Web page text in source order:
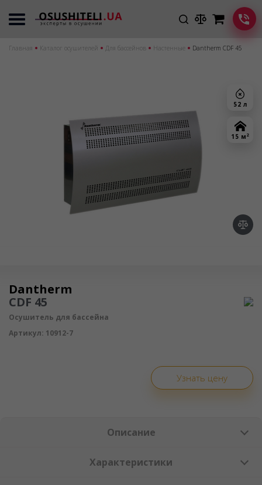
Главная Каталог осушителей Для бассейнов Настенные Dantherm CDF 45
52 л
15 м 2
Осушитель воздуха
Dantherm
CDF 45
Осушитель для бассейна
Артикул: 10912-7
Узнать цену
Описание
Характеристики